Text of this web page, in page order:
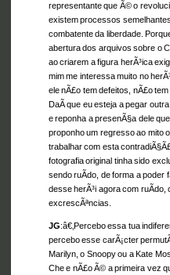
representante que Ã© o
existem processos
combatente da liberdade.
abertura dos arquivos sobre o
ao criarem a figura herÃ³ica
mim me interessa muito no
ele nÃ£o tem defeitos, nÃ£o
DaÃ­ que eu esteja a pegar
e reponha a presenÃ§a dele
proponho um regresso ao mito
trabalhar com esta
fotografia original tinha sido
sendo ruÃ­do, de forma a poder
desse herÃ³i agora com ruÃ­do,
excrescÃªncias.
JG:â€‚Percebo essa tua
percebo esse carÃ¡cter
Marilyn, o Snoopy ou a Kate
Che e nÃ£o Ã© a primeira vez